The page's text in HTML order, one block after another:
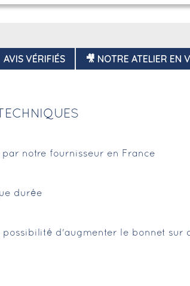
AVIS VÉRIFIÉS 🎥 NOTRE ATELIER EN
notre fournisseur en France
durée
possibilité d'augmenter le bonnet sur